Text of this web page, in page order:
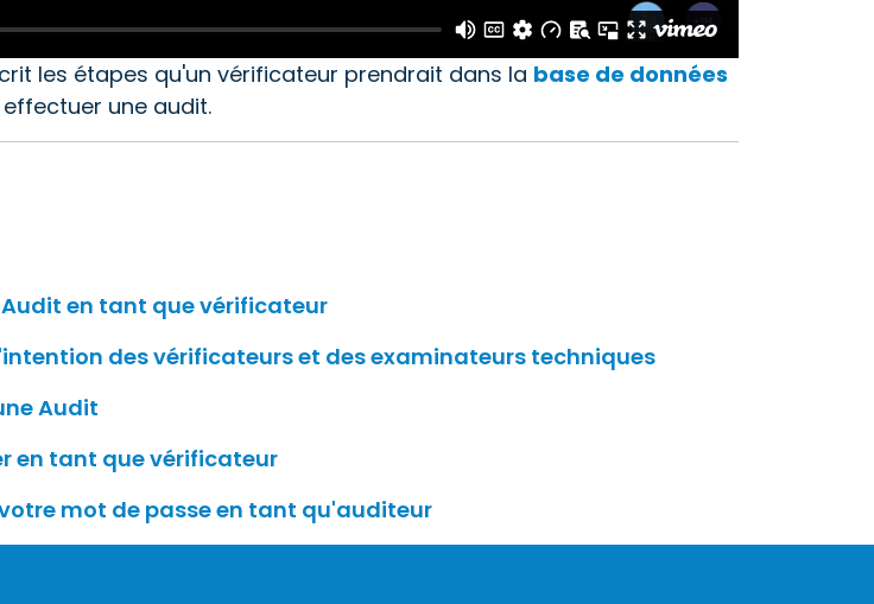
les étapes qu'un vérificateur prendrait dans la base de données
une audit.
en tant que vérificateur
des vérificateurs et des examinateurs techniques
Audit
en tant que vérificateur
mot de passe en tant qu'auditeur